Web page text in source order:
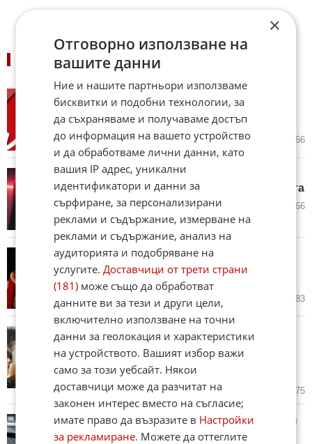
ПОДОБНИ НОВИНИ
A$AP Rocky обнадежди
феновете след 10 г. чакане:
Риана е в студиото
вчера в 16:59 ч. 866
45 години MTV: Музикалната
революция, която промени света
01.08.2026 1 866
Принц Уилям и Кейт Мидълтън
споделиха лични семейни
СНИМКИ от лятото
2 283
Тейлър Суифт и Травис Келси
дариха 2 млн. долара на
семейства на загинали
спасители в Ню Йорк
27.07.2026 1 275
Меган Маркъл сподели семейни
СНИМКИ от дома на принцеса
×
Отговорно използване на
вашите данни
Ние и нашите партньори използваме
бисквитки и подобни технологии, за
да съхраняваме и получаваме достъп
до информация на вашето устройство
и да обработваме лични данни, като
вашия IP адрес, уникални
идентификатори и данни за
сърфиране, за персонализирани
реклами и съдържание, измерване на
реклами и съдържание, анализ на
аудиторията и подобряване на
услугите.Доставчици от трети страни
(181) може също да обработват
данните ви за тези и други цели,
включително използване на точни
данни за геолокация и характеристики
на устройството. Вашият избор важи
само за този уебсайт. Някои
доставчици може да разчитат на
законен интерес вместо на съгласие;
имате право да възразите в Настройки
за рекламиране. Можете да оттеглите